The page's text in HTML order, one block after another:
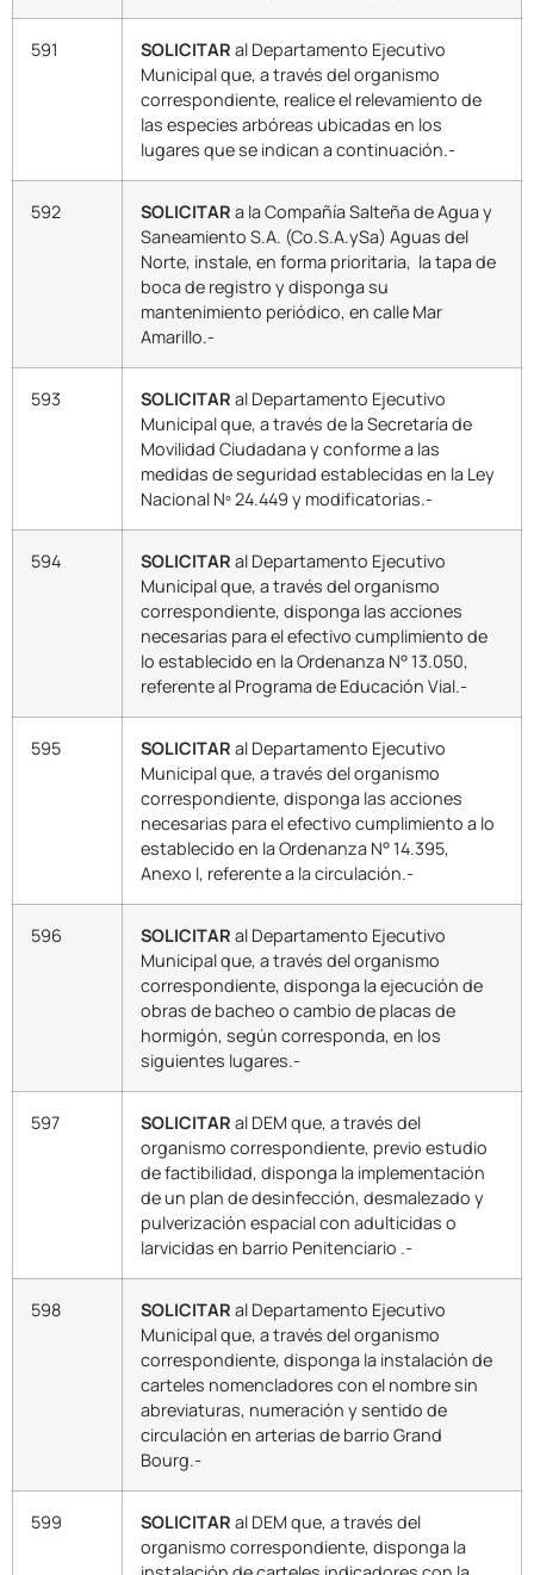
591 SOLICITAR al Departamento Ejecutivo
Municipal que, a través del organismo
correspondiente, realice el relevamiento de
las especies arbóreas ubicadas en los
lugares que se indican a continuación.-
592 SOLICITAR a la Compañía Salteña de Agua y
Saneamiento S.A. (Co.S.A.ySa) Aguas del
Norte, instale, en forma prioritaria, la tapa de
boca de registro y disponga su
mantenimiento periódico, en calle Mar
Amarillo.-
593 SOLICITAR al Departamento Ejecutivo
Municipal que, a través de la Secretaría de
Movilidad Ciudadana y conforme a las
medidas de seguridad establecidas en la Ley
Nacional Nº 24.449 y modificatorias.-
594 SOLICITAR al Departamento Ejecutivo
Municipal que, a través del organismo
correspondiente, disponga las acciones
necesarias para el efectivo cumplimiento de
lo establecido en la Ordenanza N° 13.050,
referente al Programa de Educación Vial.-
595 SOLICITAR al Departamento Ejecutivo
Municipal que, a través del organismo
correspondiente, disponga las acciones
necesarias para el efectivo cumplimiento a lo
establecido en la Ordenanza N° 14.395,
Anexo I, referente a la circulación.-
596 SOLICITAR al Departamento Ejecutivo
Municipal que, a través del organismo
correspondiente, disponga la ejecución de
obras de bacheo o cambio de placas de
hormigón, según corresponda, en los
siguientes lugares.-
597 SOLICITAR al DEM que, a través del
organismo correspondiente, previo estudio
de factibilidad, disponga la implementación
de un plan de desinfección, desmalezado y
pulverización espacial con adulticidas o
larvicidas en barrio Penitenciario .-
598 SOLICITAR al Departamento Ejecutivo
Municipal que, a través del organismo
correspondiente, disponga la instalación de
carteles nomencladores con el nombre sin
abreviaturas, numeración y sentido de
circulación en arterias de barrio Grand
Bourg.-
599 SOLICITAR al DEM que, a través del
organismo correspondiente, disponga la